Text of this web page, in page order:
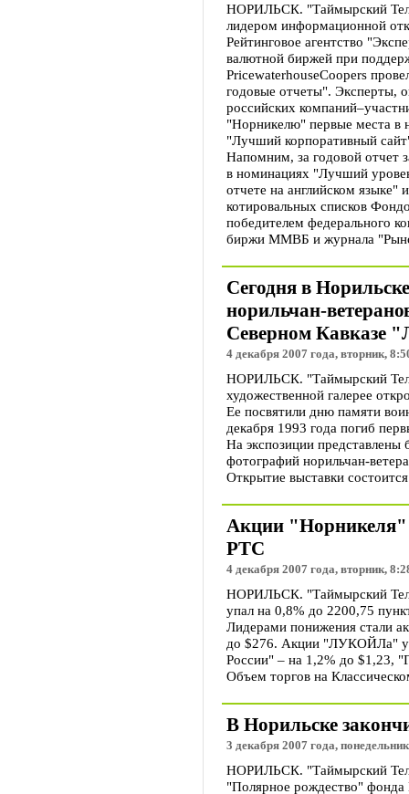
НОРИЛЬСК. "Таймырский
лидером информационной
Рейтинговое агентство
валютной биржей при
PricewaterhouseCoopers
годовые отчеты". Эксперты,
российских
"Норникелю" первые места в
"Лучший корпоративный
Напомним, за годовой отчет
в номинациях "Лучший
отчете на английском
котировальных списков
победителем федерального
биржи ММВБ и журнала
Сегодня в
норильчан-
Северном Кавказе
4 декабря 2007 года, вторник,
НОРИЛЬСК. "Таймырский
художественной галерее
Ее посвятили дню памяти
декабря 1993 года погиб
На экспозиции
фотографий норильчан-
Открытие выставки
Акции "Норникеля"
РТС
4 декабря 2007 года, вторник,
НОРИЛЬСК. "Таймырский
упал на 0,8% до 2200,75
Лидерами понижения стали
до $276. Акции "ЛУКОЙЛа"
России" – на 1,2% до $1,23,
Объем торгов на
В Норильске
3 декабря 2007 года,
НОРИЛЬСК. "Таймырский
"Полярное рождество" фонда